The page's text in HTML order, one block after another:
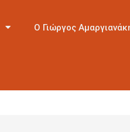
Ο Γιώργος